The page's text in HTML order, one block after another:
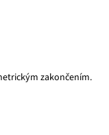
zakončením.